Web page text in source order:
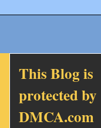
This Blog is
protected by
DMCA.com